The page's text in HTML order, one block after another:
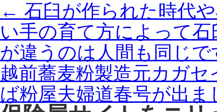
← 石臼が作られた時代
い手の育て方によって
が違うのは人間も同じで
越前蕎麦粉製造元カガ
ば粉屋夫婦道春号が出